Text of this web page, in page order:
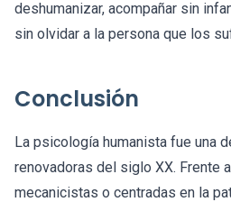
deshumanizar, acompañar sin
sin olvidar a la persona que los
Conclusión
La psicología humanista fue una
renovadoras del siglo XX. Frente
mecanicistas o centradas en la